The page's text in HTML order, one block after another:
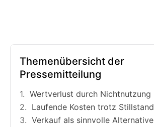
Themenübersicht der
Pressemitteilung
Wertverlust durch Nichtnutzung
Laufende Kosten trotz Stillstand
Verkauf als sinnvolle Alternative